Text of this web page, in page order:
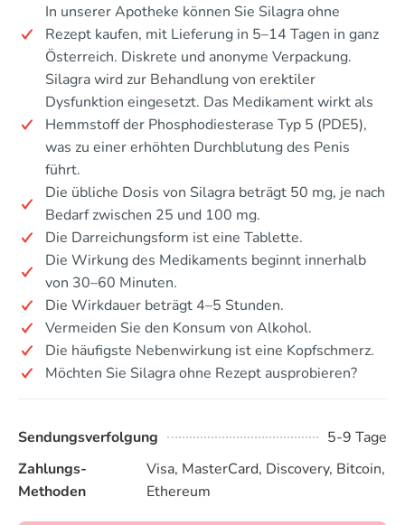
In unserer Apotheke können Sie Silagra ohne
Rezept kaufen, mit Lieferung in 5–14 Tagen in ganz
Österreich. Diskrete und anonyme Verpackung.
Silagra wird zur Behandlung von erektiler
Dysfunktion eingesetzt. Das Medikament wirkt als
Hemmstoff der Phosphodiesterase Typ 5 (PDE5),
was zu einer erhöhten Durchblutung des Penis
führt.
Die übliche Dosis von Silagra beträgt 50 mg, je nach
Bedarf zwischen 25 und 100 mg.
Die Darreichungsform ist eine Tablette.
Die Wirkung des Medikaments beginnt innerhalb
von 30–60 Minuten.
Die Wirkdauer beträgt 4–5 Stunden.
Vermeiden Sie den Konsum von Alkohol.
Die häufigste Nebenwirkung ist eine Kopfschmerz.
Möchten Sie Silagra ohne Rezept ausprobieren?
Sendungsverfolgung
5-9 Tage
Zahlungs-
Methoden
Visa, MasterCard, Discovery, Bitcoin,
Ethereum